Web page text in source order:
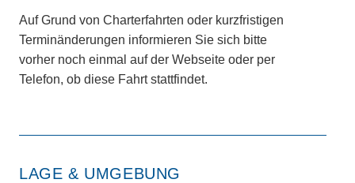
Auf Grund von Charterfahrten oder kurzfristigen
Terminänderungen informieren Sie sich bitte
vorher noch einmal auf der Webseite oder per
Telefon, ob diese Fahrt stattfindet.
LAGE & UMGEBUNG